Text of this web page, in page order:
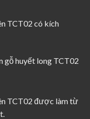
TCT02 có kích
TCT02 được làm từ